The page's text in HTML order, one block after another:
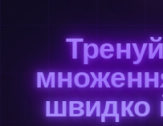
швидко